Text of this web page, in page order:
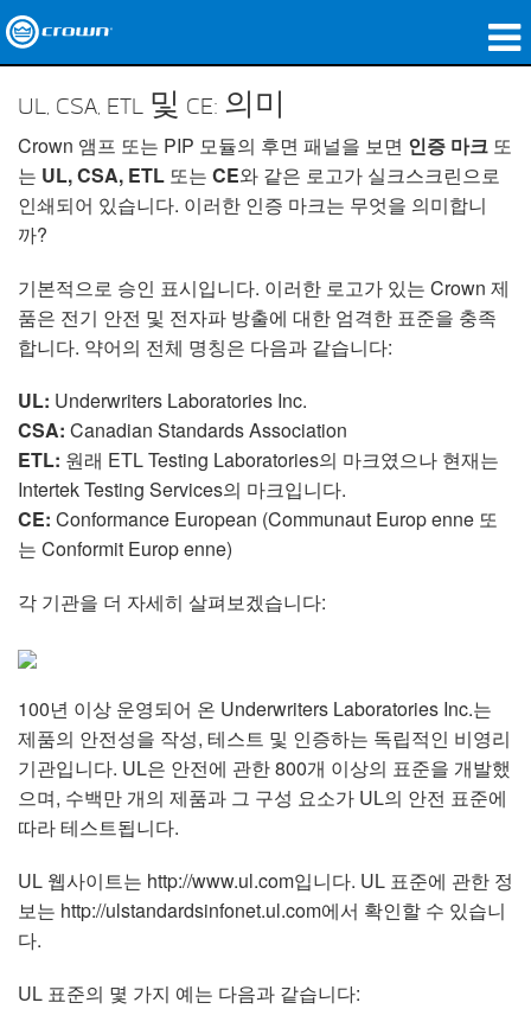
응용 분야
네트워크 오디오
구매처
사례 연구
회사 소개
교육
지원
언어/지역
UL, CSA, ETL 및 CE: 의미
Crown 앰프 또는 PIP 모듈의 후면 패널을 보면 인증 마크 또
는 UL, CSA, ETL 또는 CE와 같은 로고가 실크스크린으로
인쇄되어 있습니다. 이러한 인증 마크는 무엇을 의미합니
까?
기본적으로 승인 표시입니다. 이러한 로고가 있는 Crown 제
품은 전기 안전 및 전자파 방출에 대한 엄격한 표준을 충족
합니다. 약어의 전체 명칭은 다음과 같습니다:
UL: Underwriters Laboratories Inc.
CSA: Canadian Standards Association
ETL: 원래 ETL Testing Laboratories의 마크였으나 현재는
Intertek Testing Services의 마크입니다.
CE: Conformance European (Communaut Europ enne 또
는 Conformit Europ enne)
각 기관을 더 자세히 살펴보겠습니다:
100년 이상 운영되어 온 Underwriters Laboratories Inc.는
제품의 안전성을 작성, 테스트 및 인증하는 독립적인 비영리
기관입니다. UL은 안전에 관한 800개 이상의 표준을 개발했
으며, 수백만 개의 제품과 그 구성 요소가 UL의 안전 표준에
따라 테스트됩니다.
UL 웹사이트는 http://www.ul.com입니다. UL 표준에 관한 정
보는 http://ulstandardsinfonet.ul.com에서 확인할 수 있습니
다.
UL 표준의 몇 가지 예는 다음과 같습니다: